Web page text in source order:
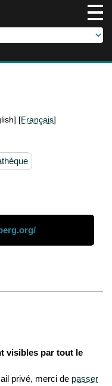
[Français]
visibles par tout le
privé, merci de passer